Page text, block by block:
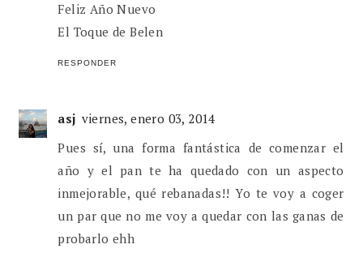
Feliz Año Nuevo
El Toque de Belen
RESPONDER
asj viernes, enero 03, 2014
Pues sí, una forma fantástica de comenzar el
año y el pan te ha quedado con un aspecto
inmejorable, qué rebanadas!! Yo te voy a coger
un par que no me voy a quedar con las ganas de
probarlo ehh